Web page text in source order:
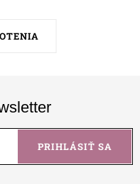
PRIHLÁSIŤ SA